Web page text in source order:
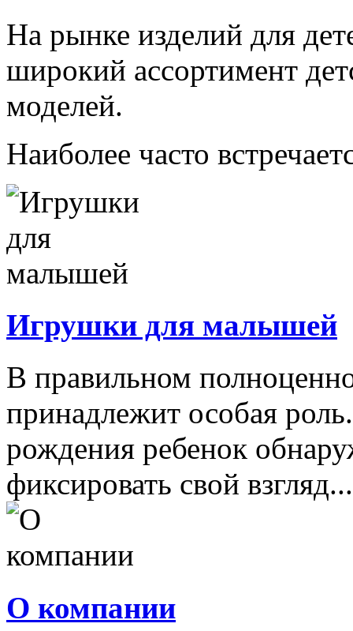
На рынке изделий для
широкий ассортимент
моделей.
Наиболее часто
Игрушки для малышей
В правильном
принадлежит особая
рождения ребенок
фиксировать свой взгляд...
О компании